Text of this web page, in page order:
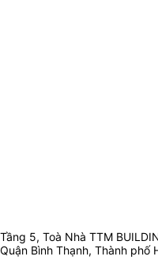
Tầng 5, Toà Nhà TTM
Quận Bình Thạnh, Thành phố